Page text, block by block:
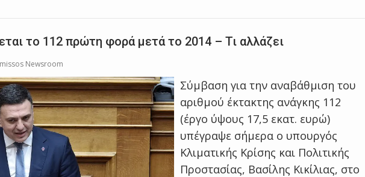
το 112 πρώτη φορά μετά το 2014 – Τι αλλάζει
Newsroom
Σύμβαση για την αναβάθμιση του
αριθμού έκτακτης ανάγκης 112
(έργο ύψους 17,5 εκατ. ευρώ)
υπέγραψε σήμερα ο υπουργός
Κλιματικής Κρίσης και Πολιτικής
Προστασίας, Βασίλης Κικίλιας, στο